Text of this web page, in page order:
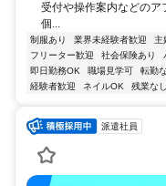
受付や操作案内などのア
個...
制服あり 業界未経験者歓迎 主
フリーター歓迎
社会保険あり
即日勤務OK
職場見学可 転勤
経験者歓迎
ネイルOK 残業なし
派遣社員